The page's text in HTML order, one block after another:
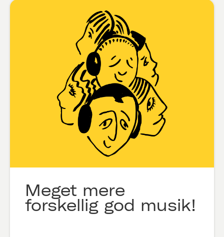
Meget mere
forskellig god musik!